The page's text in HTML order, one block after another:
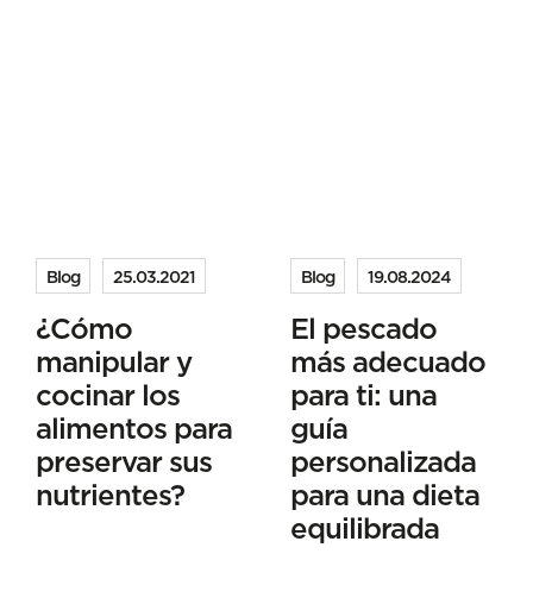
Blog 25.03.2021
¿Cómo
manipular y
cocinar los
alimentos para
preservar sus
nutrientes?
Blog 19.08.2024
El pescado
más adecuado
para ti: una
guía
personalizada
para una dieta
equilibrada